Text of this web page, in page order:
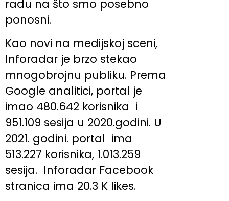
radu na što smo posebno
ponosni.
Kao novi na medijskoj sceni,
Inforadar je brzo stekao
mnogobrojnu publiku. Prema
Google analitici, portal je
imao 480.642 korisnika i
951.109 sesija u 2020.godini. U
2021. godini. portal ima
513.227 korisnika, 1.013.259
sesija. Inforadar Facebook
stranica ima 20.3 K likes.